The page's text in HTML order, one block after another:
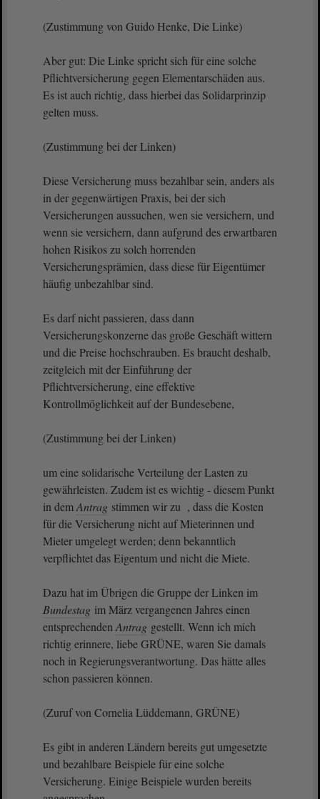
(Zustimmung von Guido Henke, Die Linke)
Aber gut: Die Linke spricht sich für eine solche
Pflichtversicherung gegen Elementarschäden aus.
Es ist auch richtig, dass hierbei das Solidarprinzip
gelten muss.
(Zustimmung bei der Linken)
Diese Versicherung muss bezahlbar sein, anders als
in der gegenwärtigen Praxis, bei der sich
Versicherungen aussuchen, wen sie versichern, und
wenn sie versichern, dann aufgrund des erwartbaren
hohen Risikos zu solch horrenden
Versicherungsprämien, dass diese für Eigentümer
häufig unbezahlbar sind.
Es darf nicht passieren, dass dann
Versicherungskonzerne das große Geschäft wittern
und die Preise hochschrauben. Es braucht deshalb,
zeitgleich mit der Einführung der
Pflichtversicherung, eine effektive
Kontrollmöglichkeit auf der Bundesebene,
(Zustimmung bei der Linken)
um eine solidarische Verteilung der Lasten zu
gewährleisten. Zudem ist es wichtig - diesem Punkt
in demAntrag stimmen wir zu , dass die Kosten
für die Versicherung nicht auf Mieterinnen und
Mieter umgelegt werden; denn bekanntlich
verpflichtet das Eigentum und nicht die Miete.
Dazu hat im Übrigen die Gruppe der Linken im
Bundestag im März vergangenen Jahres einen
entsprechenden Antrag gestellt. Wenn ich mich
richtig erinnere, liebe GRÜNE, waren Sie damals
noch in Regierungsverantwortung. Das hätte alles
schon passieren können.
(Zuruf von Cornelia Lüddemann, GRÜNE)
Es gibt in anderen Ländern bereits gut umgesetzte
und bezahlbare Beispiele für eine solche
Versicherung. Einige Beispiele wurden bereits